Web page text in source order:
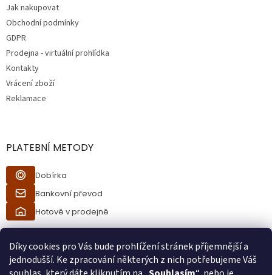
Díky cookies pro Vás bude prohlížení stránek příjemnější a
jednodušší. Ke zpracování některých z nich potřebujeme Váš
Jak nakupovat
Obchodní podmínky
GDPR
Prodejna - virtuální prohlídka
Kontakty
Vrácení zboží
Reklamace
PLATEBNÍ METODY
Dobírka
Bankovní převod
Hotově v prodejně